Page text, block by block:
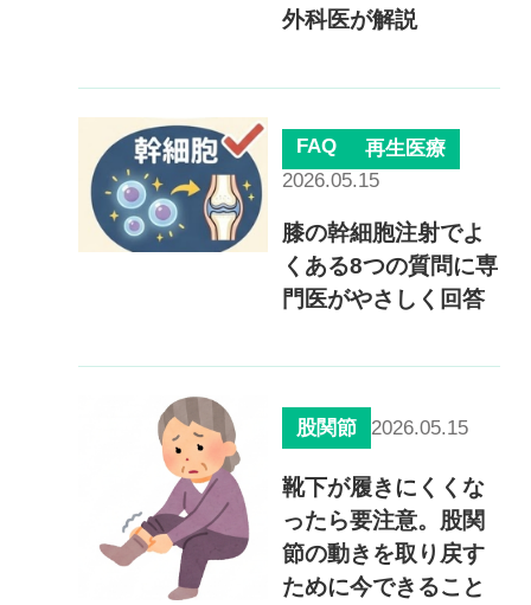
外科医が解説
FAQ
再生医療
2026.05.15
膝の幹細胞注射でよ
くある8つの質問に専
門医がやさしく回答
股関節 2026.05.15
靴下が履きにくくな
ったら要注意。股関
節の動きを取り戻す
ために今できること